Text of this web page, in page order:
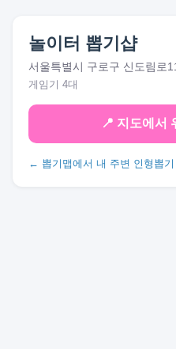
놀이터 뽑기샵
서울특별시 구로구 신도림로
게임기 4대
📍 지도에서
← 뽑기맵에서 내 주변 인형뽑기